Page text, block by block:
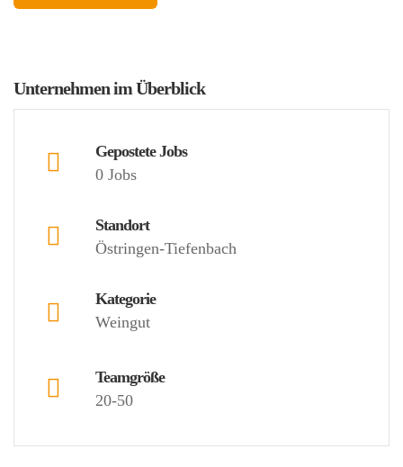
Unternehmen im Überblick
Gepostete Jobs
0 Jobs
Standort
Östringen-Tiefenbach
Kategorie
Weingut
Teamgröße
20-50